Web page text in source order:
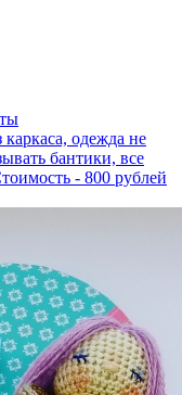
каркаса, одежда не
бантики, все
- 800 рублей